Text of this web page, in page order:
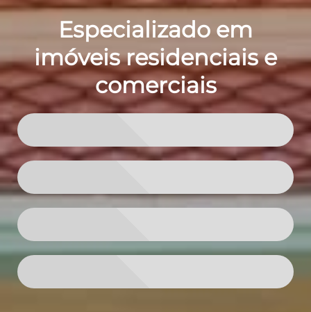
Especializado em
imóveis residenciais e
comerciais